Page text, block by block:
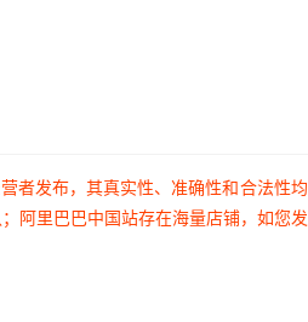
者发布，其真实性、准确性和合法性
阿里巴巴中国站存在海量店铺，如您